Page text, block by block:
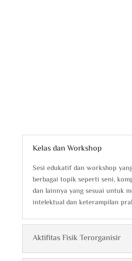
Kelas dan Workshop
Sesi edukatif dan workshop
berbagai topik seperti seni,
dan lainnya yang sesuai untuk
intelektual dan keterampilan
Aktifitas Fisik Terorganisir